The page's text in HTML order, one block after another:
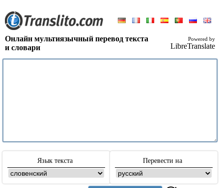
Онлайн мультиязычный перевод текста
и словари
Powered by
LibreTranslate
Язык текста Перевести на